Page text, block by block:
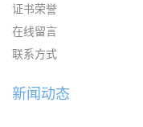
证书荣誉
在线留言
联系方式
新闻动态